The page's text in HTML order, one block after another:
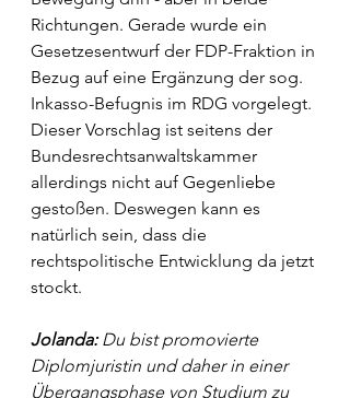
Richtungen. Gerade wurde ein
Gesetzesentwurf der FDP-Fraktion in
Bezug auf eine Ergänzung der sog.
Inkasso-Befugnis im RDG vorgelegt.
Dieser Vorschlag ist seitens der
Bundesrechtsanwaltskammer
allerdings nicht auf Gegenliebe
gestoßen. Deswegen kann es
natürlich sein, dass die
rechtspolitische Entwicklung da jetzt
stockt.
Jolanda: Du bist promovierte
Diplomjuristin und daher in einer
Übergangsphase von Studium zu